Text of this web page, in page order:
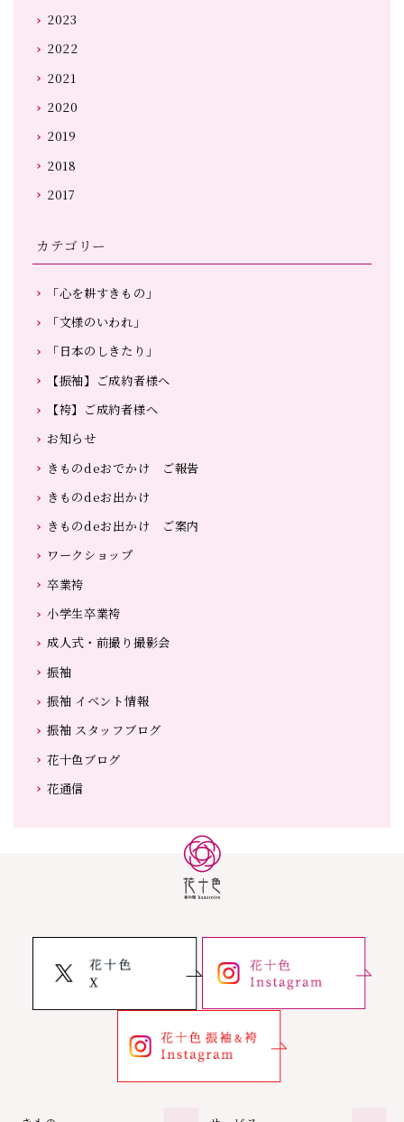
2023
2022
2021
2020
2019
2018
2017
カテゴリー
「心を耕すきもの」
「文様のいわれ」
「日本のしきたり」
【振袖】ご成約者様へ
【袴】ご成約者様へ
お知らせ
きものdeおでかけ ご報告
きものdeお出かけ
きものdeお出かけ ご案内
ワークショップ
卒業袴
小学生卒業袴
成人式・前撮り撮影会
振袖
振袖 イベント情報
振袖 スタッフブログ
花十色ブログ
花通信